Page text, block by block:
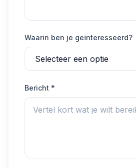
Waarin ben je geïnteresseerd?
Bericht *